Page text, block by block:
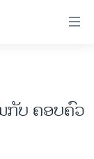
ກັບ ຄອບຄົວ